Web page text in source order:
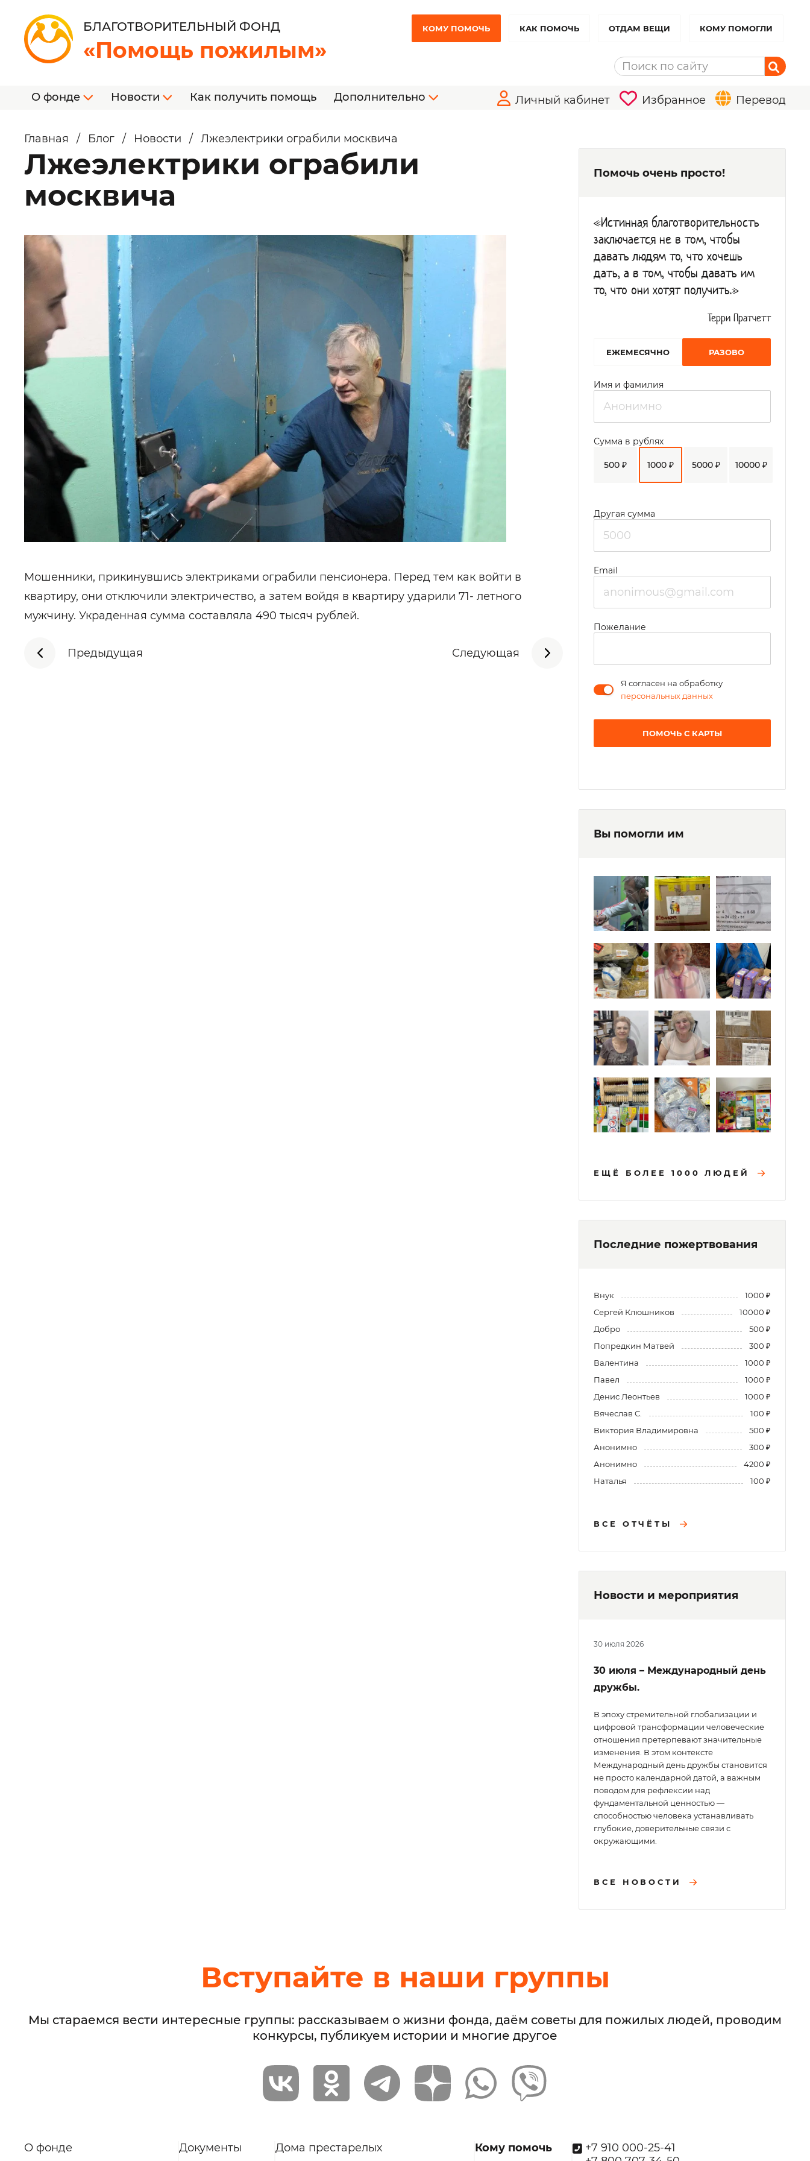
БЛАГОТВОРИТЕЛЬНЫЙ ФОНД
«Помощь пожилым»
КОМУ ПОМОЧЬ КАК ПОМОЧЬ ОТДАМ ВЕЩИ КОМУ ПОМОГЛИ
О фонде Новости Как получить помощь Дополнительно Личный кабинет Избранное Перевод
Главная / Блог / Новости / Лжеэлектрики ограбили москвича
Лжеэлектрики ограбили
москвича
Мошенники, прикинувшись электриками ограбили пенсионера. Перед тем как войти в
квартиру, они отключили электричество, а затем войдя в квартиру ударили 71- летного
мужчину. Украденная сумма составляла 490 тысяч рублей.
Предыдущая Следующая
Помочь очень просто!
«Истинная благотворительность
заключается не в том, чтобы
давать людям то, что хочешь
дать, а в том, чтобы давать им
то, что они хотят получить.»
Терри Пратчетт
EЖЕМЕСЯЧНО РАЗОВО
Имя и фамилия
500 ₽ 1000 ₽ 5000 ₽ 10000 ₽
Сумма в рублях
Другая сумма
Email
Пожелание
Я согласен на обработку
персональных данных
ПОМОЧЬ С КАРТЫ
Вы помогли им
ЕЩЁ БОЛЕЕ 1000 ЛЮДЕЙ
Последние пожертвования
Внук
1000 ₽
Сергей Клюшников
10000 ₽
Добро
500 ₽
Попредкин Матвей
300 ₽
Валентина
1000 ₽
Павел
1000 ₽
Денис Леонтьев
1000 ₽
Вячеслав С.
100 ₽
Виктория Владимировна
500 ₽
Анонимно
300 ₽
Анонимно
4200 ₽
Наталья
100 ₽
ВСЕ ОТЧЁТЫ
Новости и мероприятия
30 июля 2026
30 июля – Международный день
дружбы.
В эпоху стремительной глобализации и
цифровой трансформации человеческие
отношения претерпевают значительные
изменения. В этом контексте
Международный день дружбы становится
не просто календарной датой, а важным
поводом для рефлексии над
фундаментальной ценностью —
способностью человека устанавливать
глубокие, доверительные связи с
окружающими.
ВСЕ НОВОСТИ
Вступайте в наши группы
Мы стараемся вести интересные группы: рассказываем о жизни фонда, даём советы для пожилых людей, проводим
конкурсы, публикуем истории и многие другое
О фонде Документы Дома престарелых Кому помочь
+7 910 000-25-41